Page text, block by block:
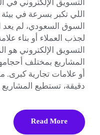
التسويق الإلكتروني
اللي تكبر بسرعة في
السوق السعودي، لم يعد
لجذب العملاء أو بناء
التسويق الإلكتروني هو
المشاريع بمختلف
أو علامات تجارية كبرى.
دقيقة، تستطيع
Read More